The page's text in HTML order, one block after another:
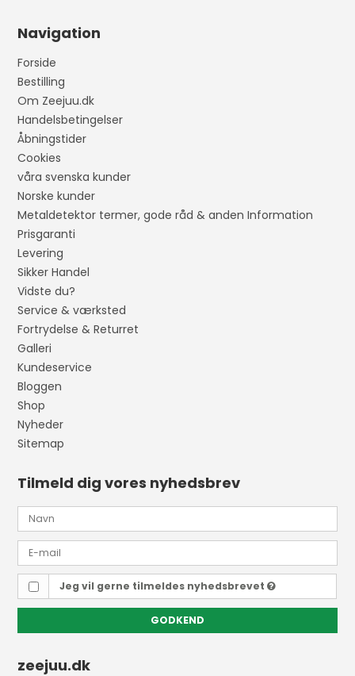
Navigation
Forside
Bestilling
Om Zeejuu.dk
Handelsbetingelser
Åbningstider
Cookies
våra svenska kunder
Norske kunder
Metaldetektor termer, gode råd & anden Information
Prisgaranti
Levering
Sikker Handel
Vidste du?
Service & værksted
Fortrydelse & Returret
Galleri
Kundeservice
Bloggen
Shop
Nyheder
Sitemap
Tilmeld dig vores nyhedsbrev
Jeg vil gerne tilmeldes nyhedsbrevet
GODKEND
zeejuu.dk